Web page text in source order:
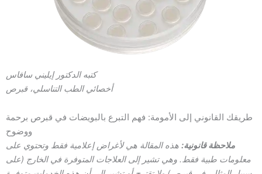
كتبه الدكتور إيليني سافاس
أخصائي الطب التناسلي، قبرص
طريقك القانوني إلى الأمومة: فهم التبرع بالبويضات في قبرص برحمة
ووضوح
ملاحظة قانونية: هذه المقالة هي لأغراض إعلامية فقط وتحتوي على
معلومات طبية فقط. وهي تشير إلى العلاجات المتوفرة في الخارج (على